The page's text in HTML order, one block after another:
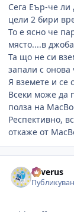
Сега Еър-че
цели 2 бири
То е ясно че
място....в
Та що не си
запали с онова
Я вземете и се
Всеки може да
полза на
Респективно,
откаже от
Severus